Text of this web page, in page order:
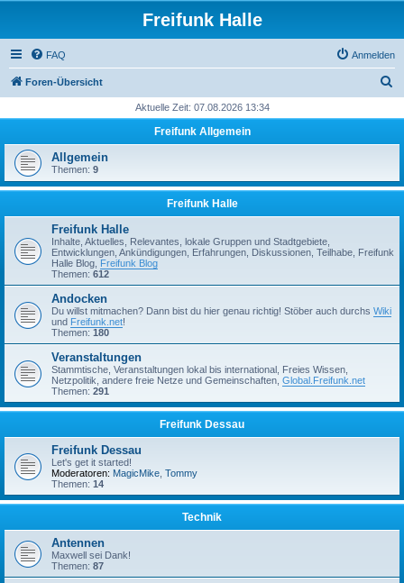
Freifunk Halle
FAQ Anmelden
Foren-Übersicht
h
Aktuelle Zeit: 07.08.2026 13:34
Freifunk Allgemein
Allgemein
Themen: 9
Freifunk Halle
Freifunk Halle
Inhalte, Aktuelles, Relevantes, lokale Gruppen und Stadtgebiete,
Entwicklungen, Ankündigungen, Erfahrungen, Diskussionen, Teilhabe, Freifunk
Halle Blog, Freifunk Blog
Themen: 612
Andocken
Du willst mitmachen? Dann bist du hier genau richtig! Stöber auch durchs Wiki
und Freifunk.net!
Themen: 180
Veranstaltungen
Stammtische, Veranstaltungen lokal bis international, Freies Wissen,
Netzpolitik, andere freie Netze und Gemeinschaften, Global.Freifunk.net
Themen: 291
Freifunk Dessau
Freifunk Dessau
Let's get it started!
Moderatoren: MagicMike Tommy
Themen: 14
Technik
Antennen
Maxwell sei Dank!
Themen: 87